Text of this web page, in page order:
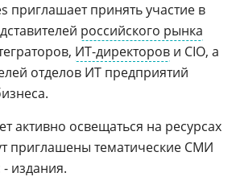
приглашает принять участие в
российского рынка
ИТ-директоров и CIO, а
отделов ИТ предприятий
активно освещаться на ресурсах
приглашены тематические СМИ
издания.